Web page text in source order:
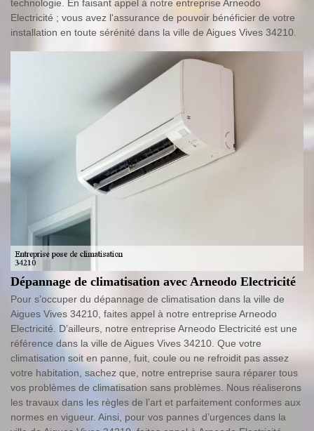
technologie. En faisant appel à notre entreprise Arneodo
Electricité ; vous avez l'assurance de pouvoir bénéficier de votre
installation en toute sérénité dans la ville de Aigues Vives 34210.
Dépannage de climatisation avec Arneodo Electricité
Pour s’occuper du dépannage de climatisation dans la ville de
Aigues Vives 34210, faites appel à notre entreprise Arneodo
Electricité. D’ailleurs, notre entreprise Arneodo Electricité est une
référence dans la ville de Aigues Vives 34210. Que votre
climatisation soit en panne, fuit, coule ou ne refroidit pas assez
votre habitation, sachez que, notre entreprise saura réparer tous
vos problèmes de climatisation sans problèmes. Nous réaliserons
les travaux dans les règles de l’art et parfaitement conformes aux
normes en vigueur. Ainsi, pour vos pannes d’urgences dans la